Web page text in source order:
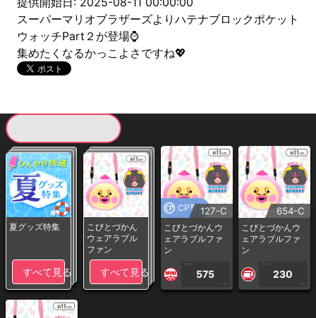
スーパーマリオブラザーズよりハテナブロックポケット
ウォッチPart２が登場⌚
集めたくなるかっこよさですね💖
夏グッズ特集
すべて見る
こびとづかん
ウェアラブル
ファン
すべて見る
CP専用127-C
こびとづかんウ
ェアラブルファ
ン
1PLAY
575
CP
654-C
こびとづかんウ
ェアラブルファ
ン
1PLAY
230
CP